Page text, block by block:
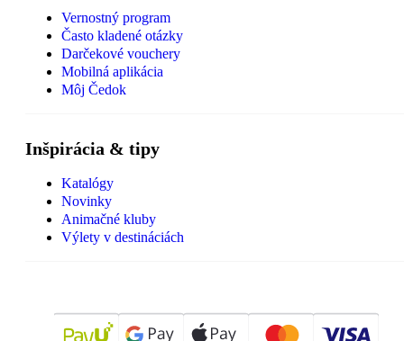
Vernostný program
Často kladené otázky
Darčekové vouchery
Mobilná aplikácia
Môj Čedok
Inšpirácia & tipy
Katalógy
Novinky
Animačné kluby
Výlety v destináciách